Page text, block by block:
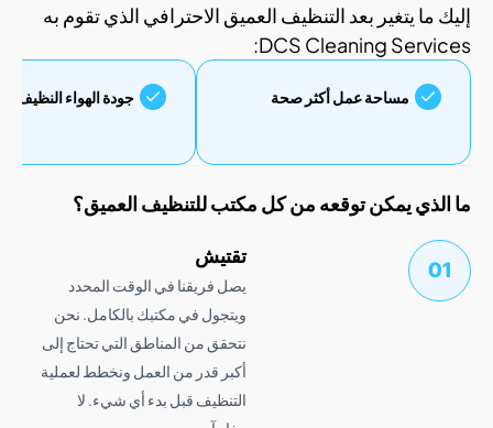
يتغير بعد التنظيف العميق الاحترافي الذي تقوم به
DCS Cleaning
مساحة عمل أكثر صحة جودة الهواء النظيف
يمكن توقعه من كل مكتب للتنظيف العميق؟
يصل فريقنا في الوقت المحدد
ويتجول في مكتبك بالكامل. نحن
نتحقق من المناطق التي تحتاج إلى
أكبر قدر من العمل ونخطط لعملية
التنظيف قبل بدء أي شيء. لا